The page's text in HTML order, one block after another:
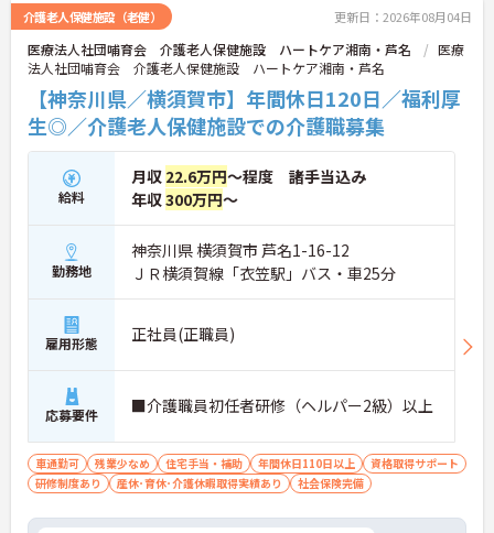
プロへ＞サービス提供責任者として、お客様が望む
生活を実現するためにケアプランを調整し、ヘルパ
ーへの指示や連携を行う重要なポジションです。業
務効率化のために業務用スマホの貸与もあり、スム
ーズに業務を行えます。お客様の「あたりまえの日
常生活」を支えるプロフェッショナルとしてスキル
を磨けるだけでなく、キャリアアップ制度を通じて
将来的なステップアップも目指せます。
介護老人保健施設（老健） 更新日：2026年08月04日
医療法人社団哺育会 介護老人保健施設 ハートケア湘南・芦名
医療
法人社団哺育会 介護老人保健施設 ハートケア湘南・芦名
【神奈川県／横須賀市】年間休日120日／福利厚
生◎／介護老人保健施設での介護職募集
給料
月収 22.6万円～程度 諸手当込み
年収300万円～
勤務地
神奈川県 横須賀市 芦名1-16-12
ＪＲ横須賀線「衣笠駅」バス・車25分
雇用形態 正社員(正職員)
応募要件 ■介護職員初任者研修（ヘルパー2級）以上
車通勤可 残業少なめ 住宅手当・補助 年間休日110日以上
資格取得サポート
研修制度あり
産休･育休･介護休暇取得実績あり 社会保険完備